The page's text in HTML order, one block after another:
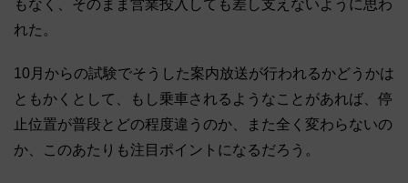
もなく、そのまま営業投入しても差し支えないように思わ
れた。
10月からの試験でそうした案内放送が行われるかどうかは
ともかくとして、もし乗車されるようなことがあれば、停
止位置が普段とどの程度違うのか、また全く変わらないの
か、このあたりも注目ポイントになるだろう。